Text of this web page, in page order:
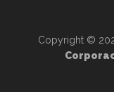
Copyright ©